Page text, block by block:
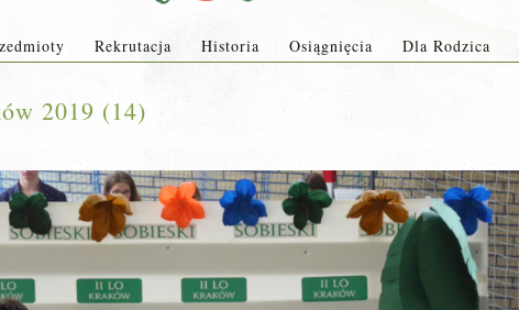
Rekrutacja Historia Osiągnięcia Dla Rodzica
2019 (14)